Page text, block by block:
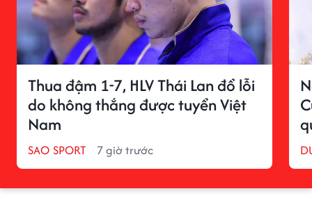
Thua đậm 1-7, HLV Thái Lan đổ lỗi
do không thắng được tuyển Việt
Nam
SAO SPORT 7 giờ trước